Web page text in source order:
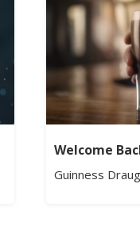
Welcome
Guinness